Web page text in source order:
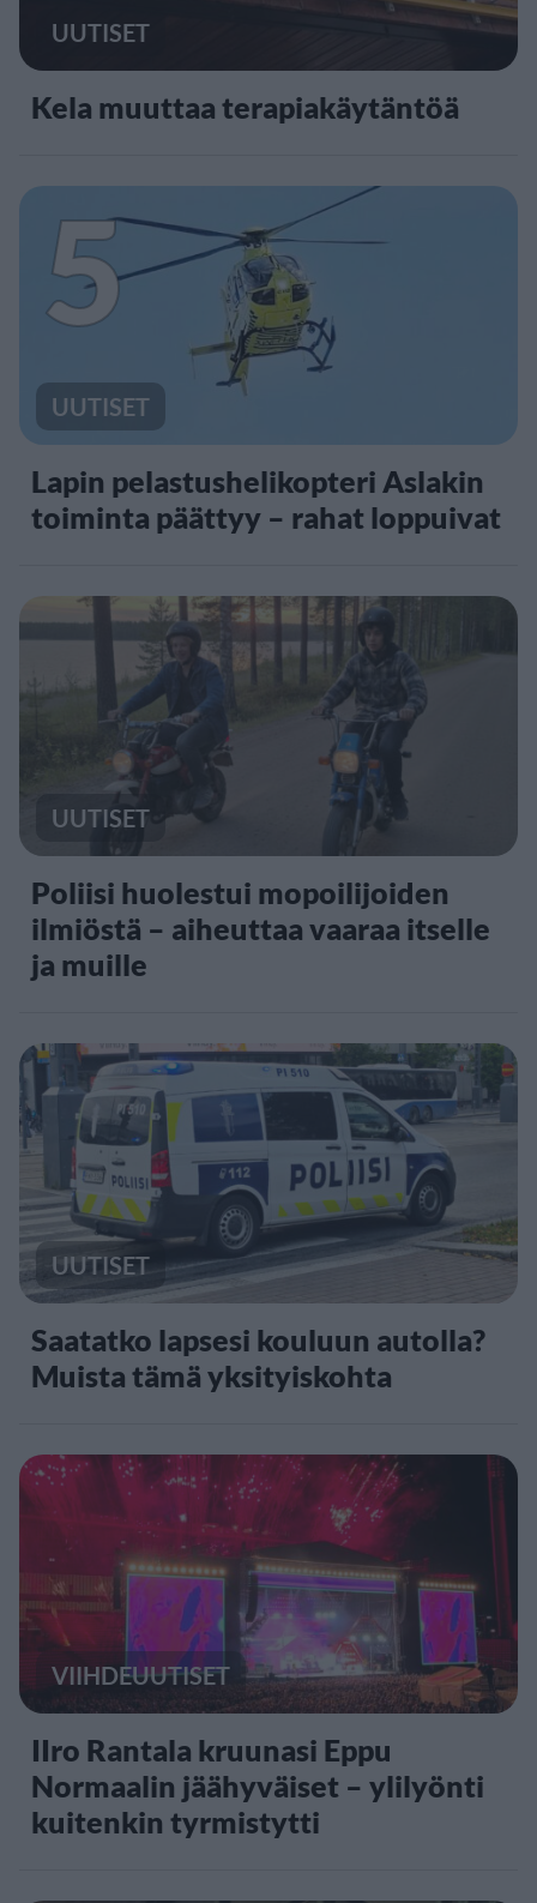
UUTISET
Kela muuttaa terapiakäytäntöä
5
UUTISET
Lapin pelastushelikopteri Aslakin
toiminta päättyy – rahat loppuivat
UUTISET
Poliisi huolestui mopoilijoiden
ilmiöstä – aiheuttaa vaaraa itselle
ja muille
UUTISET
Saatatko lapsesi kouluun autolla?
Muista tämä yksityiskohta
VIIHDEUUTISET
IIro Rantala kruunasi Eppu
Normaalin jäähyväiset – ylilyönti
kuitenkin tyrmistytti